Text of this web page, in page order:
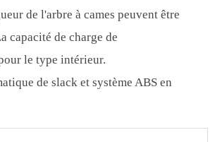
de l'arbre à cames peuvent être
capacité de charge de
le type intérieur.
de slack et système ABS en